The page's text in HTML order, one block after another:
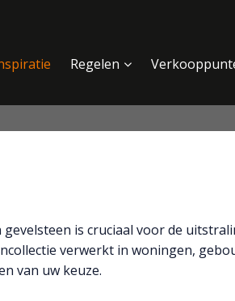
Regelen
is cruciaal voor de
verwerkt in woningen,
van uw keuze.